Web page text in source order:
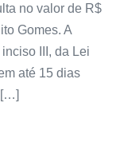
no valor de R$
Gomes. A
III, da Lei
até 15 dias
[…]